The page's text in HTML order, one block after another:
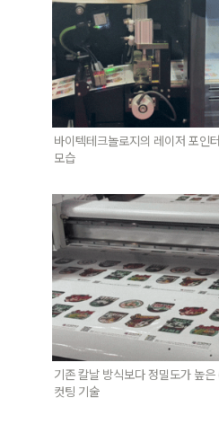
바이텍테크놀로지의 레이저 포인
모습
기존 칼날 방식보다 정밀도가 높
컷팅 기술